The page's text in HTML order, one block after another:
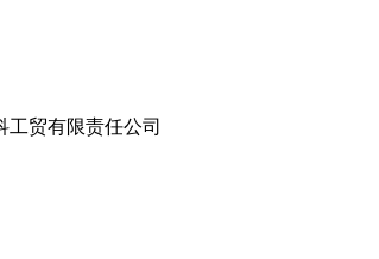
工贸有限责任公司